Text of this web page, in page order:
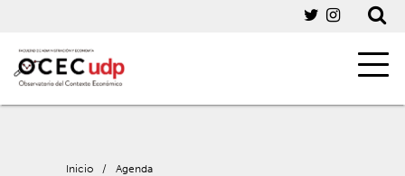
Inicio / Agenda